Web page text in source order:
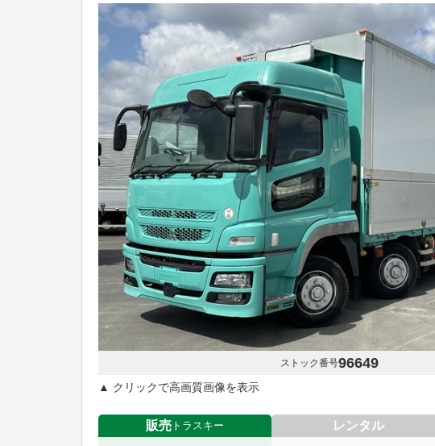
ストック番号96649
▲ クリックで高画質画像を表示
販売 トラスキー レンタル